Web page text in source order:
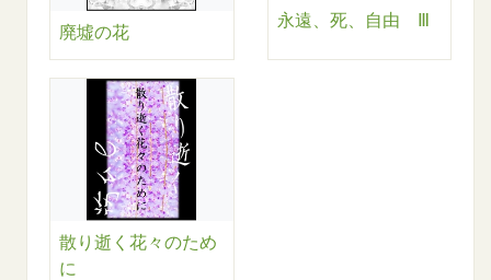
廃墟の花
永遠、死、自由 Ⅲ
散り逝く花々のため
に